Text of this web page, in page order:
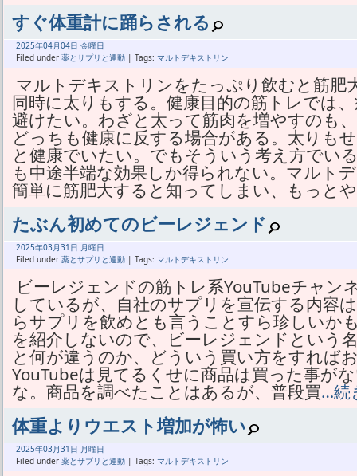
すぐ体重計に踊らされる
2025年04月04日 金曜日
Filed under 薬とサプリと運動 | Tags: マルトデキストリン
マルトデキストリンをたっぷり飲むと筋肥
同時に太りもする。健康目的の筋トレでは
避けたい。わざと太って筋肉を増やすのも
どっちも健康に反する場合がある。太りも
と健康でいたい。でもそういう考え方でい
も中途半端な効果しか得られない。マルト
簡単に筋肥大すると知ってしまい、もっと
たぶん初めてのビーレジェンド
2025年03月31日 月曜日
Filed under 薬とサプリと運動 | Tags: マルトデキストリン
ビーレジェンドの筋トレ系YouTubeチャン
しているが、自社のサプリを宣伝する内容
らサプリを飲めとも言うことすら珍しいか
を紹介しないので、ビーレジェンドという
と何が違うのか、どういう買い方をすれば
YouTubeは見てるくせに商品は買った事が
な。商品を調べたことはあるが、普段買…続
体重よりウエスト増加が怖い
2025年03月31日 月曜日
Filed under 薬とサプリと運動 | Tags: マルトデキストリン